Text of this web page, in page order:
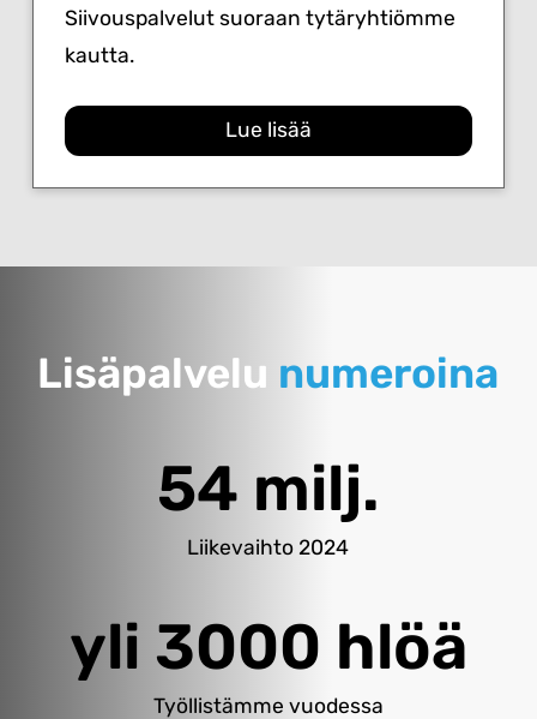
Siivouspalvelut suoraan tytäryhtiömme
kautta.
Lue lisää
Lisäpalvelu numeroina
54 milj.
Liikevaihto 2024
yli 3000 hlöä
Työllistämme vuodessa